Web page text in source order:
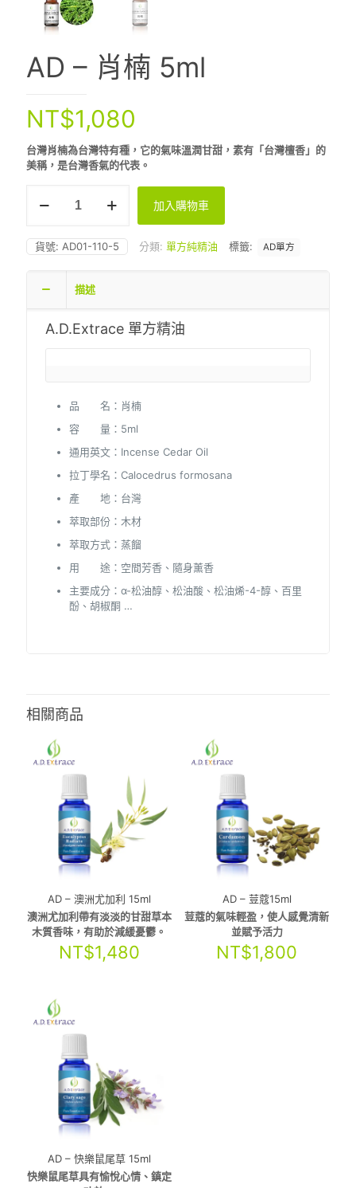
AD – 肖楠 5ml
NT$1,080
台灣肖楠為台灣特有種，它的氣味溫潤甘甜，素有「台灣檀香」的
美稱，是台灣香氣的代表。
楠
5ml
加入購物車
貨號: AD01-110-5 分類: 單方純精油 標籤: AD單方
描述
A.D.Extrace 單方精油
品 名：肖楠
容 量：5ml
通用英文：Incense Cedar Oil
拉丁學名：Calocedrus formosana
產 地：台灣
萃取部份：木材
萃取方式：蒸餾
用 途：空間芳香、隨身薰香
主要成分：α-松油醇、松油酸、松油烯-4-醇、百里
酚、胡椒酮 …
相關商品
AD – 澳洲尤加利 15ml
澳洲尤加利帶有淡淡的甘甜草本
木質香味，有助於減緩憂鬱。
NT$1,480
AD – 荳蔻15ml
荳蔻的氣味輕盈，使人感覺清新
並賦予活力
NT$1,800
AD – 快樂鼠尾草 15ml
快樂鼠尾草具有愉悅心情、鎮定